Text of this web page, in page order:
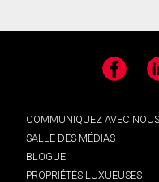
Facebook
COMMUNIQUEZ AVEC NOUS
SALLE DES MÉDIAS
BLOGUE
PROPRIÉTÉS LUXUEUSES